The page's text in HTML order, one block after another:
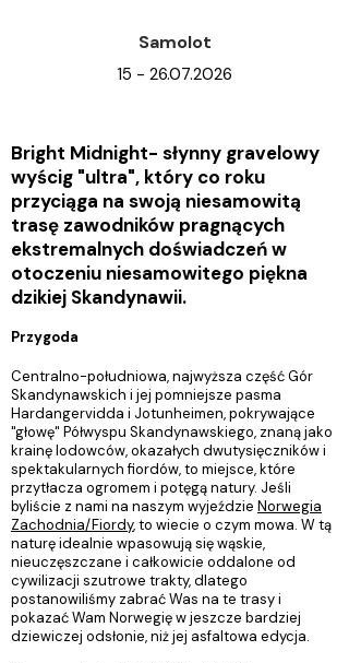
Samolot
15 - 26.07.2026
Bright Midnight- słynny gravelowy
wyścig "ultra", który co roku
przyciąga na swoją niesamowitą
trasę zawodników pragnących
ekstremalnych doświadczeń w
otoczeniu niesamowitego piękna
dzikiej Skandynawii.
Przygoda
Centralno-południowa, najwyższa część Gór
Skandynawskich i jej pomniejsze pasma
Hardangervidda i Jotunheimen, pokrywające
"głowę" Półwyspu Skandynawskiego, znaną jako
krainę lodowców, okazałych dwutysięczników i
spektakularnych fiordów, to miejsce, które
przytłacza ogromem i potęgą natury. Jeśli
byliście z nami na naszym wyjeździe Norwegia
Zachodnia/Fiordy, to wiecie o czym mowa. W tą
naturę idealnie wpasowują się wąskie,
nieuczęszczane i całkowicie oddalone od
cywilizacji szutrowe trakty, dlatego
postanowiliśmy zabrać Was na te trasy i
pokazać Wam Norwegię w jeszcze bardziej
dziewiczej odsłonie, niż jej asfaltowa edycja.